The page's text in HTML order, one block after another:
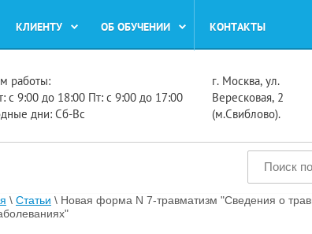
КЛИЕНТУ ОБ ОБУЧЕНИИ KOНТAКТЫ
г. Москва, ул.
Вересковая, 2
(м.Свиблово).
работы:
с 9:00 до 18:00 Пт: с 9:00 до 17:00
дни: Сб-Вс
\ Статьи \ Новая форма N 7-травматизм "Сведения о